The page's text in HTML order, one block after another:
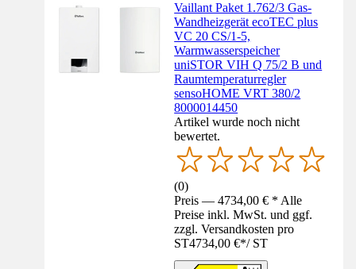
Vaillant Paket 1.762/3 Gas-
Wandheizgerät ecoTEC plus
VC 20 CS/1-5,
Warmwasserspeicher
uniSTOR VIH Q 75/2 B und
Raumtemperaturregler
sensoHOME VRT 380/2
8000014450
Artikel wurde noch nicht
bewertet.
(0)
Preis — 4734,00 € * Alle
Preise inkl. MwSt. und ggf.
zzgl. Versandkosten pro
ST4734,00 €*/ ST